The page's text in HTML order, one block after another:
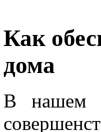
Как
дома
В нашем